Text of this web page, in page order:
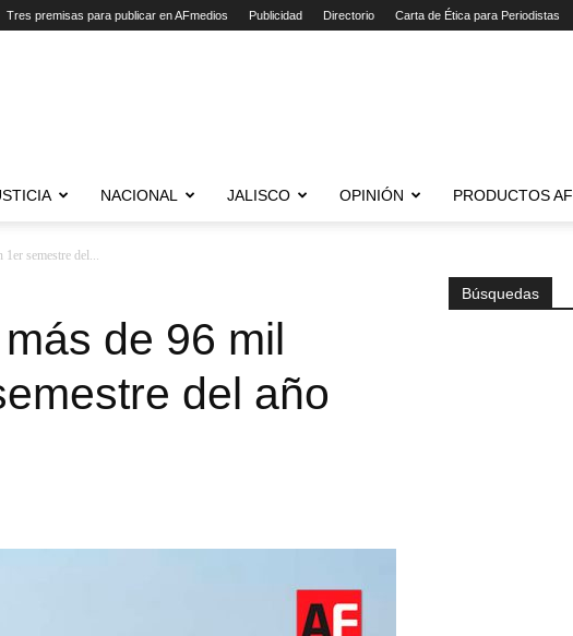
Tres premisas para publicar en AFmedios Publicidad Directorio Carta de Ética para Periodistas
NACIONAL JALISCO OPINIÓN PRODUCTOS AF
semestre del...
de 96 mil
del año
Búsquedas